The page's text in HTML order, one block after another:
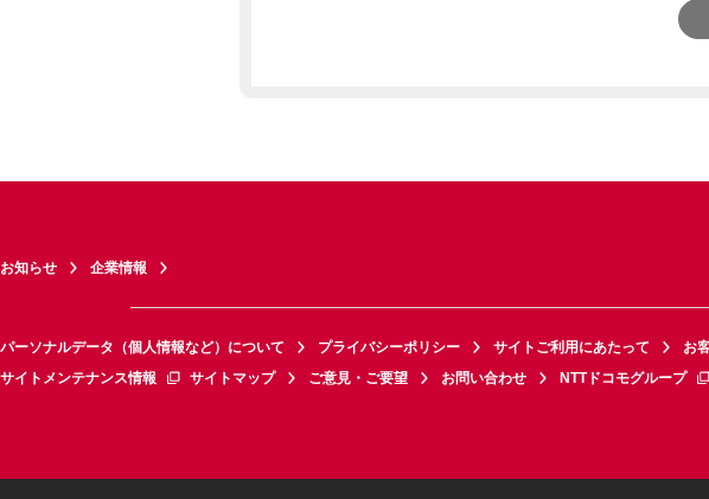
お知らせ 企業情報
パーソナルデータ（個人情報など）について プライバシーポリシー サイトご利用にあたって お
サイトメンテナンス情報
サイトマップ ご意見・ご要望 お問い合わせ NTTドコモグループ